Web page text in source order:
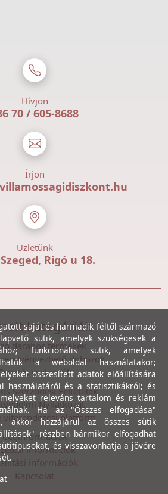
Hívjon
70 / 605-8688
Írjon
Üzletünk
Rigó u 18.
kategóriák
darabos termékek
dobozok
csatornák
Szerződési Feltételek
Nyilatkozat
vitarendezési platform
Céginformációk
információk
információk
Kapcsolat
saját és harmadik féltől származó
sütik, amelyek szükségesek a
funkcionális sütik, amelyek
a weboldal használatakor;
összesített adatok előállítására
használatáról és a statisztikákról; és
releváns tartalom és reklám
Ha az "Összes elfogadása"
akkor hozzájárul az összes sütik
részben bármikor elfogadhat
és visszavonhatja a jövőre